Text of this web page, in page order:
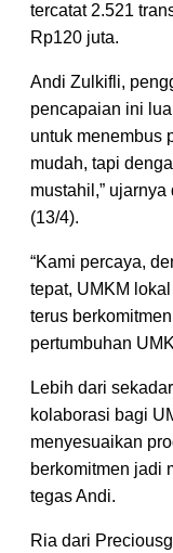
tercatat 2.521
Rp120 juta.
Andi Zulkifli,
pencapaian ini
untuk menembus
mudah, tapi
mustahil,”
(13/4).
“Kami percaya,
tepat, UMKM
terus
pertumbuhan
Lebih dari
kolaborasi bagi
menyesuaikan
berkomitmen jadi
tegas Andi.
Ria dari